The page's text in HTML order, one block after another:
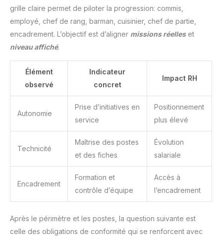
grille claire permet de piloter la progression: commis,
employé, chef de rang, barman, cuisinier, chef de partie,
encadrement. L’objectif est d’aligner missions réelleset
niveau affiché.
Élément
observé
Indicateur
concret
Impact RH
Autonomie
Prise d’initiatives en
service
Positionnement
plus élevé
Technicité
Maîtrise des postes
et des fiches
Évolution
salariale
Encadrement
Formation et
contrôle d’équipe
Accès à
l’encadrement
Après le périmètre et les postes, la question suivante est
celle des obligations de conformité qui se renforcent avec